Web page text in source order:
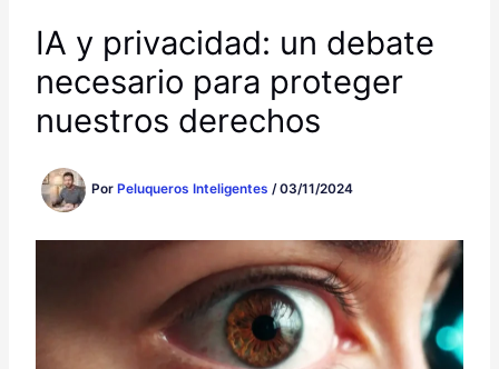
IA y privacidad: un debate
necesario para proteger
nuestros derechos
Por Peluqueros Inteligentes /03/11/2024